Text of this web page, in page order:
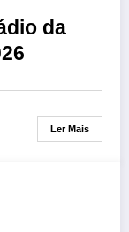
da
Ler Mais